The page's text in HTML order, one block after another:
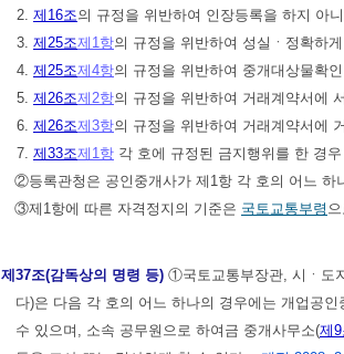
2. 제16조의 규정을 위반하여 인장등록을 하지 아
3. 제25조제1항의 규정을 위반하여 성실ㆍ정확하
4. 제25조제4항의 규정을 위반하여 중개대상물확
5. 제26조제2항의 규정을 위반하여 거래계약서에
6. 제26조제3항의 규정을 위반하여 거래계약서에
7. 제33조제1항 각 호에 규정된 금지행위를 한 경우
②등록관청은 공인중개사가 제1항 각 호의 어느 하
③제1항에 따른 자격정지의 기준은 국토교통부령
제37조(감독상의 명령 등) ①국토교통부장관, 시ㆍ도
다)은 다음 각 호의 어느 하나의 경우에는 개업공
수 있으며, 소속 공무원으로 하여금 중개사무소(제9